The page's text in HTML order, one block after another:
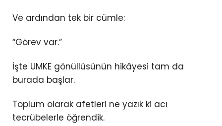
Ve ardından tek bir cümle:
“Görev var.”
İşte UMKE gönüllüsünün hikâyesi tam da
burada başlar.
Toplum olarak afetleri ne yazık ki acı
tecrübelerle öğrendik.